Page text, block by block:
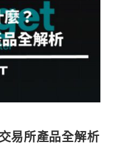
所產品全解析